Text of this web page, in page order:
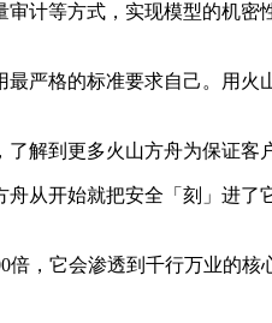
计等方式，实现模型的机
格的标准要求自己。用火
到更多火山方舟为保证客
开始就把安全「刻」进了
它会渗透到千行万业的核